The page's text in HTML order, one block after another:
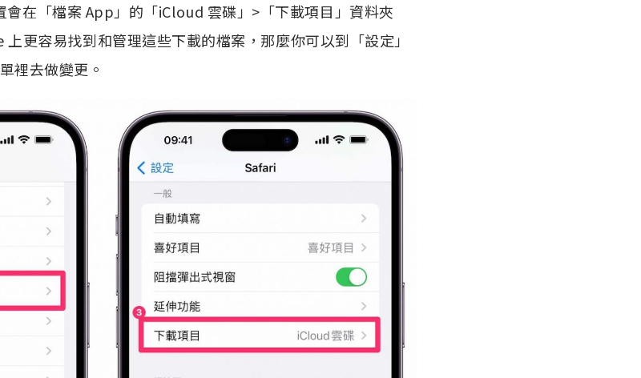
在「檔案 App」的「iCloud 雲碟」>「下載項目」資料夾
更容易找到和管理這些下載的檔案，那麼你可以到「設定」
裡去做變更。